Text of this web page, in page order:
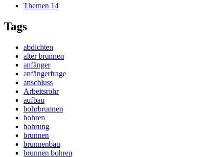
Themen 14
Tags
abdichten
alter brunnen
anfänger
anfängerfrage
anschluss
Arbeitsrohr
aufbau
bohrbrunnen
bohren
bohrung
brunnen
brunnenbau
brunnen bohren